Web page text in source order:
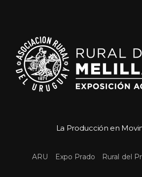
La Producción en
ARU Expo Prado Rural del